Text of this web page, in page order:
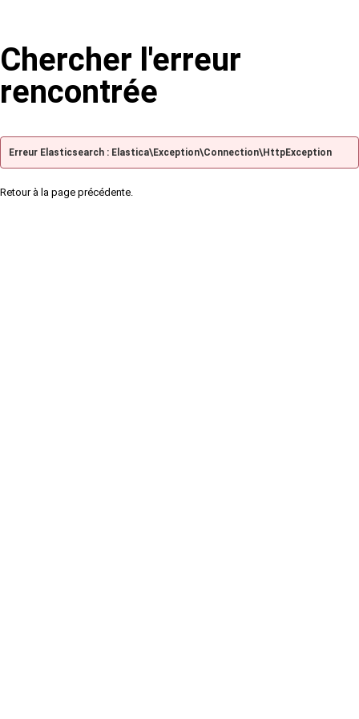
Chercher l'erreur
rencontrée
Erreur Elasticsearch : Elastica\Exception\Connection\HttpException
Retour à la page précédente.